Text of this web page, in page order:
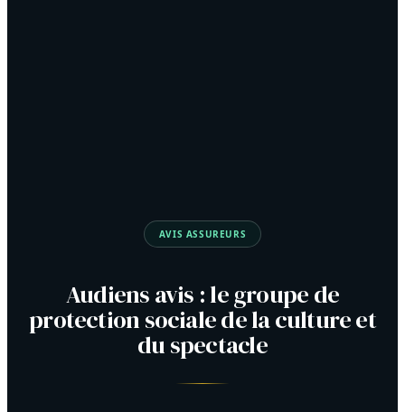
AVIS ASSUREURS
Audiens avis : le groupe de
protection sociale de la culture et
du spectacle